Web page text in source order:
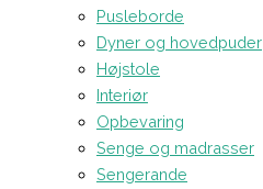
Pusleborde
Dyner og hovedpuder
Højstole
Interiør
Opbevaring
Senge og madrasser
Sengerande